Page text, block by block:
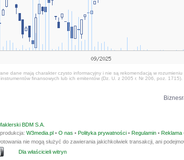
dane mają charakter czysto informacyjny i nie są rekomendacją w
finansowych lub ich emitentów (Dz. U. z 2005 r. Nr 206, poz. 1715).
BDM S.A.
W3media.pl • O nas • Polityka prywatności • Regulamin • Reklama
nie mogą służyć do zawierania jakichkolwiek transakcji, ani
Dla właścicieli witryn